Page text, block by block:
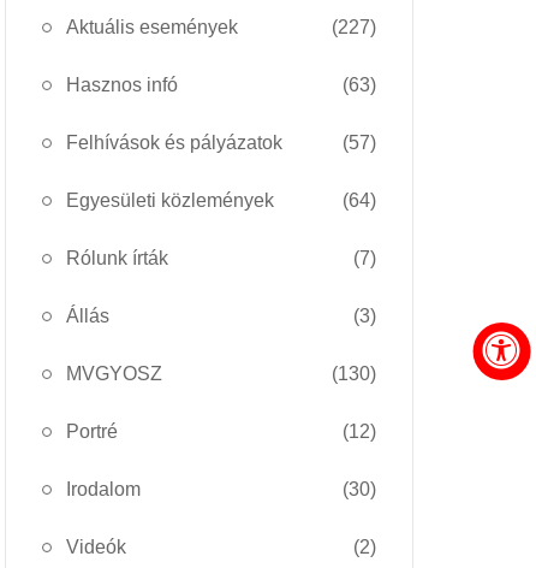
Aktuális események (227)
Hasznos infó (63)
Felhívások és pályázatok (57)
Egyesületi közlemények (64)
Rólunk írták (7)
Állás (3)
MVGYOSZ (130)
Portré (12)
Irodalom (30)
Videók (2)